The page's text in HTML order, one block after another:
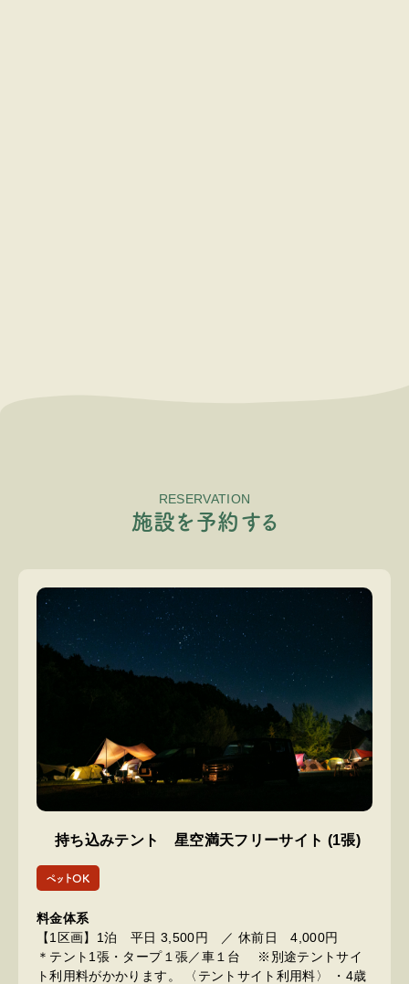
RESERVATION
施設を 予約 する
持ち込みテント 星空満天フリーサイト (1張)
ペットOK
料金体系
【1区画】1泊 平日 3,500円 ／ 休前日 4,000円
＊テント1張・タープ１張／車１台 ※別途テントサイ
ト利用料がかかります。 〈テントサイト利用料〉 ・4歳